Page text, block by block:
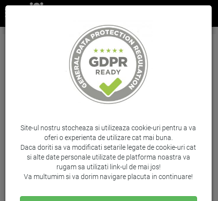
Cartus Black Nr.903Xl T6M15Ae Original Hp
Officejet Pro 6960 Aio
Brand: HP / Cod: T6M15AE
Site-ul nostru stocheaza si utilizeaza cookie-uri pentru a va
oferi o experienta de utilizare cat mai buna.
Daca doriti sa va modificati setarile legate de cookie-uri cat
si alte date personale utilizate de platforma noastra va
rugam sa utilizati link-ul de mai jos!
Va multumim si va dorim navigare placuta in continuare!